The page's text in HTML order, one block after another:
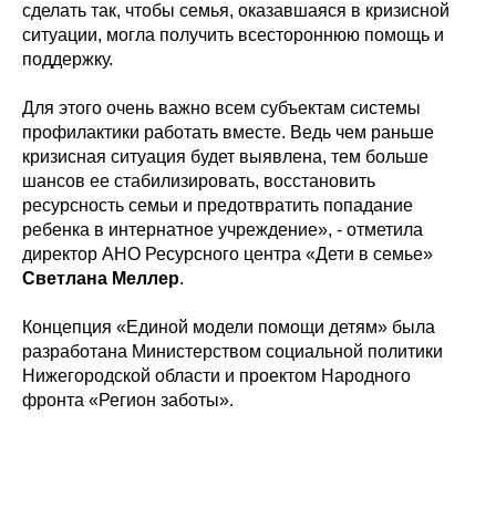
сделать так, чтобы семья, оказавшаяся в кризисной
ситуации, могла получить всестороннюю помощь и
поддержку.
Для этого очень важно всем субъектам системы
профилактики работать вместе. Ведь чем раньше
кризисная ситуация будет выявлена, тем больше
шансов ее стабилизировать, восстановить
ресурсность семьи и предотвратить попадание
ребенка в интернатное учреждение», - отметила
директор АНО Ресурсного центра «Дети в семье»
Светлана Меллер.
Концепция «Единой модели помощи детям» была
разработана Министерством социальной политики
Нижегородской области и проектом Народного
фронта «Регион заботы».